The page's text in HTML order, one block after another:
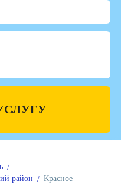
район
Красное